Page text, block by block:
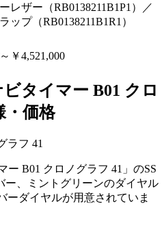
レザー（RB0138211B1P1）／
ップ（RB0138211B1R1）
￥4,521,000
タイマー B01 クロ
・価格
ー B01 クロノグラフ 41」のSS
ー、ミントグリーンのダイヤル
ーダイヤルが用意されていま